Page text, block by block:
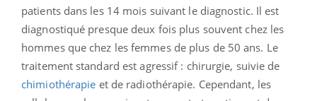
patients dans les 14 mois suivant le diagnostic. Il est
diagnostiqué presque deux fois plus souvent chez les
hommes que chez les femmes de plus de 50 ans. Le
traitement standard est agressif : chirurgie, suivie de
chimiothérapie et de radiothérapie. Cependant, les